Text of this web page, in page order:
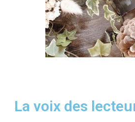
La voix des